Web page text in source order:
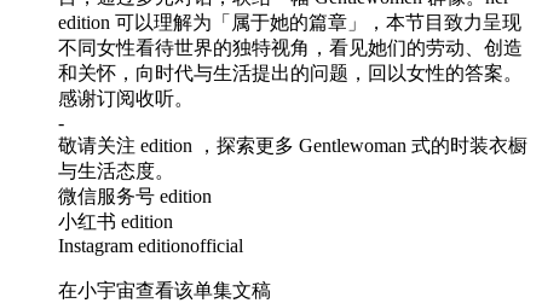
edition 可以理解为「属于她的篇章」，本节目致力呈现
不同女性看待世界的独特视角，看见她们的劳动、创造
和关怀，向时代与生活提出的问题，回以女性的答案。
感谢订阅收听。
-
敬请关注 edition ，探索更多 Gentlewoman 式的时装衣橱
与生活态度。
微信服务号 edition
小红书 edition
Instagram editionofficial
在小宇宙查看该单集文稿